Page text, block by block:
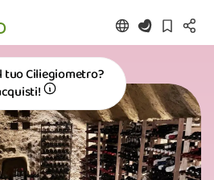
tuo Ciliegiometro?